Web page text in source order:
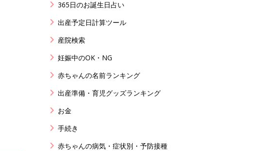
365日のお誕生日占い
出産予定日計算ツール
産院検索
妊娠中のOK・NG
赤ちゃんの名前ランキング
出産準備・育児グッズランキング
お金
手続き
赤ちゃんの病気・症状別・予防接種